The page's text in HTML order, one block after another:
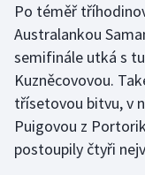
Gymnastika
Házená
Jezdectví
Judo
Po téměř
Australankou
semifinále utká s
Kuzněcovovou.
třísetovou bitvu, v
Puigovou z
postoupily čtyři